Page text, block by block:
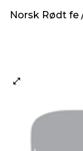
Norsk Rødt fe